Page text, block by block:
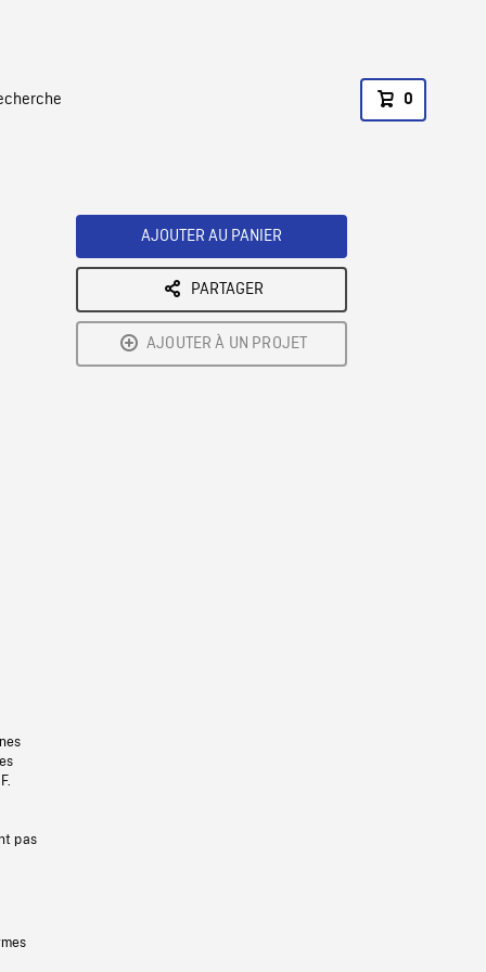
0
pas
AJOUTER AU PANIER
PARTAGER
AJOUTER À UN PROJET